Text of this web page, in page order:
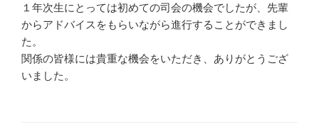
１年次生にとっては初めての司会の機会でしたが、先輩
からアドバイスをもらいながら進行することができまし
た。
関係の皆様には貴重な機会をいただき、ありがとうござ
いました。